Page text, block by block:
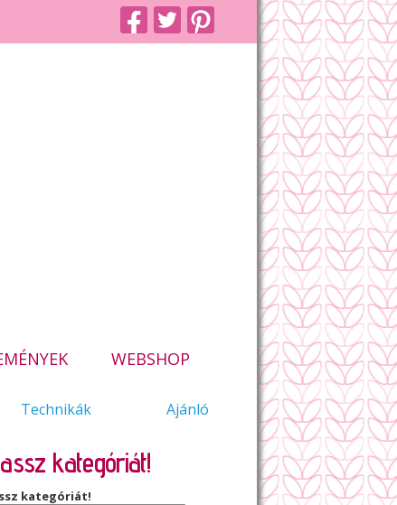
WEBSHOP
Ajánló
Technikák
kategóriát!
kategóriát!